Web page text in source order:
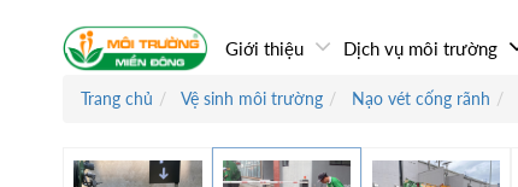
Giới thiệu Dịch vụ môi trường
Trang chủ Vệ sinh môi trường Nạo vét cống rãnh